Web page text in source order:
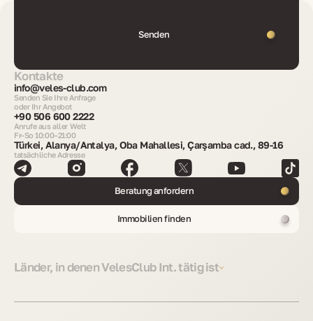
Senden
Kontakte
info@veles-club.com
Senden Sie Ihre Anfrage
oder Ihr Angebot
+90 506 600 2222
Anrufe aus aller Welt
Fr–So 10:00–21:00
Türkei, Alanya/Antalya, Oba Mahallesi, Çarşamba cad., 89-16
tatsächliche Adresse
Beratung anfordern
Immobilien finden
Länder, in denen VelesClub Int. tätig ist